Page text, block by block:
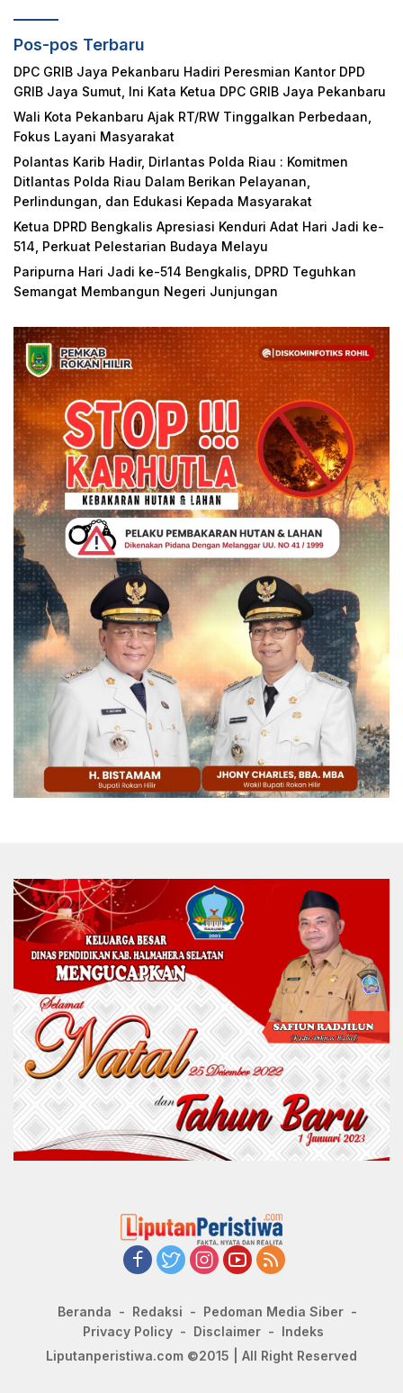
Pos-pos Terbaru
DPC GRIB Jaya Pekanbaru Hadiri Peresmian Kantor DPD
GRIB Jaya Sumut, Ini Kata Ketua DPC GRIB Jaya Pekanbaru
Wali Kota Pekanbaru Ajak RT/RW Tinggalkan Perbedaan,
Fokus Layani Masyarakat
Polantas Karib Hadir, Dirlantas Polda Riau : Komitmen
Ditlantas Polda Riau Dalam Berikan Pelayanan,
Perlindungan, dan Edukasi Kepada Masyarakat
Ketua DPRD Bengkalis Apresiasi Kenduri Adat Hari Jadi ke-
514, Perkuat Pelestarian Budaya Melayu
Paripurna Hari Jadi ke-514 Bengkalis, DPRD Teguhkan
Semangat Membangun Negeri Junjungan
Beranda Redaksi
Pedoman Media Siber
Privacy Policy
Disclaimer
Indeks
Liputanperistiwa.com ©2015 | All Right Reserved